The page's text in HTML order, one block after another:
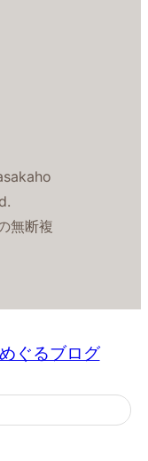
無断複